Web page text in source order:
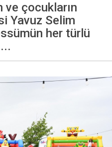
ve çocukların
Yavuz Selim
her türlü